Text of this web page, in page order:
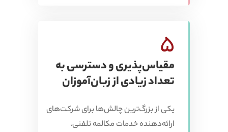
5
مقیاس‌پذیری و دسترسی به
تعداد زیادی از زبان‌آموزان
یکی از بزرگ‌ترین چالش‌ها برای شرکت‌های
ارائه‌دهنده خدمات مکالمه تلفنی،